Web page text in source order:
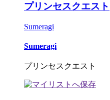
プリンセスクエスト
Sumeragi
Sumeragi
プリンセスクエスト